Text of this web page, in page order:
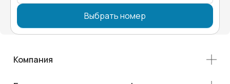
Выбрать номер
Компания